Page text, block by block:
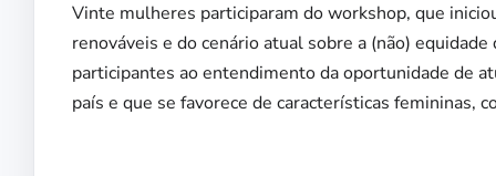
Vinte mulheres participaram do workshop, que
renováveis e do cenário atual sobre a (não)
participantes ao entendimento da oportunidade de
país e que se favorece de características femininas,